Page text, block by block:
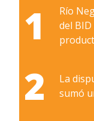
1
Río
del
2
La
sumó